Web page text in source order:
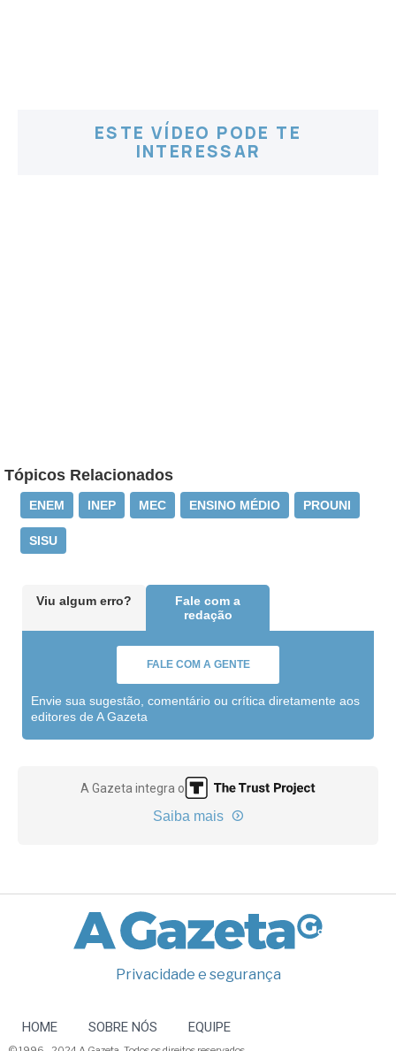
ESTE VÍDEO PODE TE
INTERESSAR
Tópicos Relacionados
ENEM INEP MEC ENSINO MÉDIO PROUNI
SISU
Viu algum erro?
Fale com a
redação
FALE COM A GENTE
Envie sua sugestão, comentário ou crítica diretamente aos
editores de A Gazeta
A Gazeta integra o
Saiba mais
Privacidade e segurança
HOME SOBRE NÓS EQUIPE